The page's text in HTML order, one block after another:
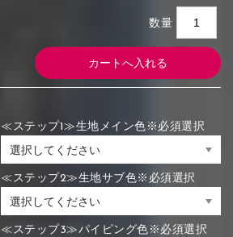
数量
≪ステップ1≫生地メイン色※必須選択
≪ステップ2≫生地サブ色※必須選択
≪ステップ3≫パイピング色※必須選択